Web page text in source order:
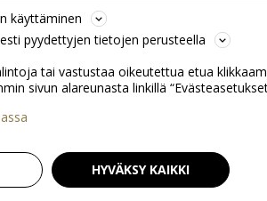
käyttäminen
pyydettyjen tietojen perusteella
tai vastustaa oikeutettua etua
sivun alareunasta linkillä
HYVÄKSY KAIKKI